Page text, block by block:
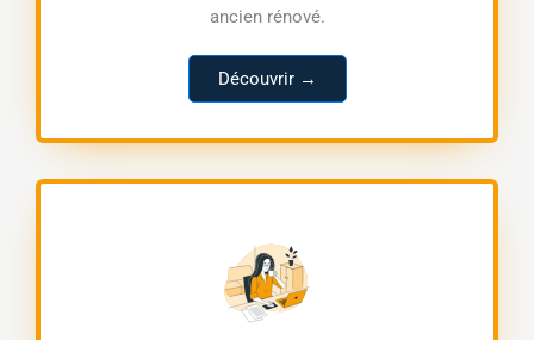
ancien rénové.
Découvrir →